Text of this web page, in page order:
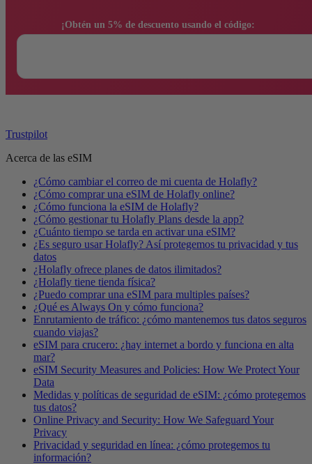
Trustpilot
Acerca de las eSIM
¿Cómo cambiar el correo de mi cuenta de Holafly?
¿Cómo comprar una eSIM de Holafly online?
¿Cómo funciona la eSIM de Holafly?
¿Cómo gestionar tu Holafly Plans desde la app?
¿Cuánto tiempo se tarda en activar una eSIM?
¿Es seguro usar Holafly? Así protegemos tu privacidad y tus
datos
¿Holafly ofrece planes de datos ilimitados?
¿Holafly tiene tienda física?
¿Puedo comprar una eSIM para multiples países?
¿Qué es Always On y cómo funciona?
Enrutamiento de tráfico: ¿cómo mantenemos tus datos seguros
cuando viajas?
eSIM para crucero: ¿hay internet a bordo y funciona en alta
mar?
eSIM Security Measures and Policies: How We Protect Your
Data
Medidas y políticas de seguridad de eSIM: ¿cómo protegemos
tus datos?
Online Privacy and Security: How We Safeguard Your
Privacy
Privacidad y seguridad en línea: ¿cómo protegemos tu
información?